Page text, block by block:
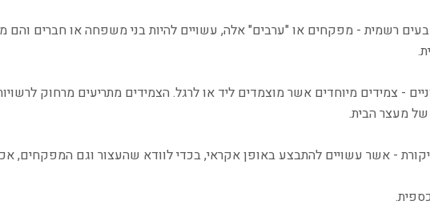
רשמית - מפקחים או "ערבים" אלה, עשויים להיות בני משפחה או חברים והם
- צמידים מיוחדים אשר מוצמדים ליד או לרגל. הצמידים מתריעים מרחוק
של מעצר הבית.
- אשר עשויים להתבצע באופן אקראי, בכדי לוודא שהעצור וגם המפקחים,